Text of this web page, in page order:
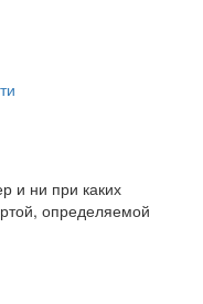
и ни при каких
определяемой